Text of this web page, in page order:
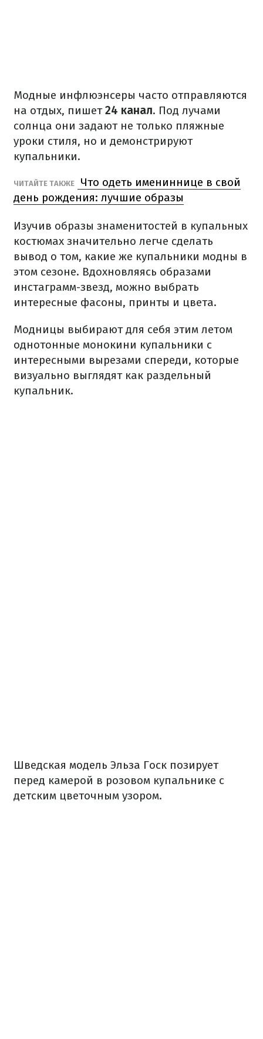
Модные инфлюэнсеры часто отправляются
на отдых, пишет24 канал. Под лучами
солнца они задают не только пляжные
уроки стиля, но и демонстрируют
купальники.
ЧИТАЙТЕ ТАКЖЕ
Что одеть имениннице в свой
день рождения: лучшие образы
Изучив образы знаменитостей в купальных
костюмах значительно легче сделать
вывод о том, какие же купальники модны в
этом сезоне. Вдохновляясь образами
инстаграмм-звезд, можно выбрать
интересные фасоны, принты и цвета.
Модницы выбирают для себя этим летом
однотонные монокини купальники с
интересными вырезами спереди, которые
визуально выглядят как раздельный
купальник.
Шведская модель Эльза Госк позирует
перед камерой в розовом купальнике с
детским цветочным узором.